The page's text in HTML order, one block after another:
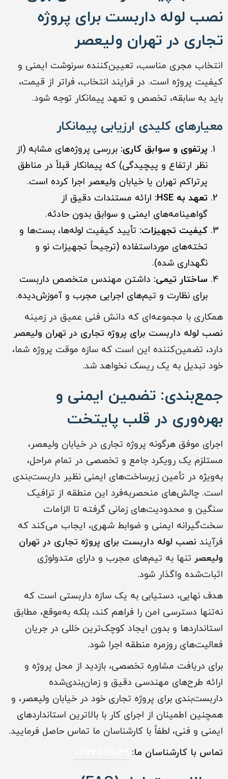
نصب لوله داربست برای پروژه‌
تجاری در تهران ولیعصر
انتخاب مجری مناسب، تعیین‌کننده سرنوشت ایمنی و
کیفیت پروژه است. در فرایند انتخاب، فراتر از قیمت،
باید به سابقه، تخصص و تعهد پیمانکار توجه شود.
معیارهای کلیدی ارزیابی پیمانکار
پرتفوی و سوابق کاری: بررسی پروژه‌های مشابه (از
نظر ارتفاع و پیچیدگی) که پیمانکار قبلاً در مناطق
پرتراکم تهران یا خیابان ولیعصر اجرا کرده است.
تعهد به HSE:
ارائه مستندات دقیق از
گواهینامه‌های ایمنی و سوابق بدون حادثه.
کیفیت تجهیزات: تأیید کیفیت لوله‌ها، بست‌ها و
تخته‌های مورداستفاده (ترجیحاً تجهیزات نو و
نگهداری شده).
ساختار تیمی: داشتن مهندس متخصص داربست
برای نظارت و تیم‌های اجرایی مجرب و آموزش‌دیده.
همکاری با مجموعه‌ای که دانش فنی عمیق در زمینه
نصب لوله داربست برای پروژه‌ تجاری در تهران ولیعصر
دارد، تضمین‌کننده این است که سازه موقت پروژه شما،
خود تبدیل به یک ریسک نخواهد شد.
جمع‌بندی: تضمین ایمنی و
بهره‌وری در قلب پایتخت
اجرای موفق هرگونه پروژه تجاری در خیابان ولیعصر،
مستلزم یک رویکرد جامع و تخصصی در تمام مراحل،
به‌ویژه در تأمین زیرساخت‌های ایمنی نظیر داربست‌بندی
است. چالش‌های منحصربه‌فرد این منطقه از ترافیک
سنگین و محدودیت‌های زمانی گرفته تا الزامات
سخت‌گیرانه ایمنی و ضوابط شهری، ایجاب می‌کند که
فرآیند نصب لوله داربست برای پروژه‌ تجاری در تهران
ولیعصر تنها به تیم‌های مجرب و دارای متدولوژی
اثبات‌شده واگذار شود.
هدف نهایی، دستیابی به یک سازه داربستی است که
نه‌تنها دسترسی امن را فراهم کند، بلکه به‌موقع، مطابق
استانداردها و بدون ایجاد کوچک‌ترین خللی در جریان
فعالیت‌های روزمره منطقه اجرا شود.
برای دریافت مشاوره تخصصی، بازدید از محل پروژه و
ارائه طرح‌های مهندسی دقیق و زمان‌بندی‌شده
داربست‌بندی برای پروژه تجاری خود در خیابان ولیعصر، و
همچنین اطمینان از اجرای کار با بالاترین استانداردهای
ایمنی و فنی، لطفاً با کارشناسان ما تماس حاصل فرمایید.
تماس با کارشناسان ما: